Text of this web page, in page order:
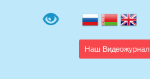
Наш Видеожурнал